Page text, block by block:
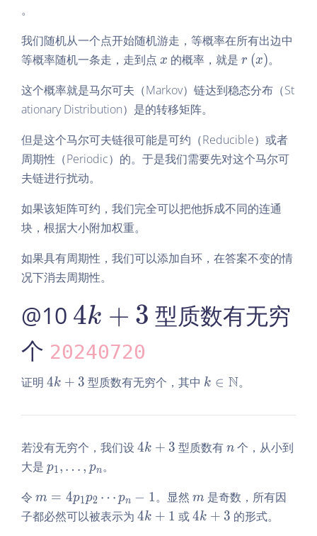
ef
t
(x
\r
t)
。
我们随机从一个点开始随机游走，等概率在所有出边中
等概率随机一条走，走到点 x
x 的概率，就是 r
ef
\r
ig
r (x)。
这个概率就是马尔可夫（Markov）链达到稳态分布（St
ationary Distribution）是的转移矩阵。
但是这个马尔可夫链很可能是可约（Reducible）或者
周期性（Periodic）的。于是我们需要先对这个马尔可
夫链进行扰动。
如果该矩阵可约，我们完全可以把他拆成不同的连通
块，根据大小附加权重。
如果具有周期性，我们可以添加自环，在答案不变的情
况下消去周期性。
@10 4k
+
3
4k + 3 型质数有无穷
个 20240720
证明 4
+
4k + 3 型质数有无穷个，其中 k
\m
hb
k ∈ N。
若没有无穷个，我们设 4
3
4k + 3 型质数有n
n 个，从小到
大是 p
1,
\l
p1, … , pn。
令 m
=
m = 4p1p2 ⋯ pn − 1。显然 m
m 是奇数，所有因
子都必然可以被表示为 4
4k + 1 或4
4k + 3 的形式。